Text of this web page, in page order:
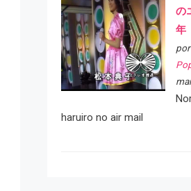
の
年
por
haruiro no air mail